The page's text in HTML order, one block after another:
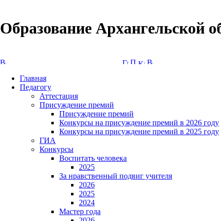
Образование Архангельской
Главная
Педагогу
Аттестация
Присуждение премий
Присуждение премий
Конкурсы на присуждение премий в 2026 году
Конкурсы на присуждение премий в 2025 году
ГИА
Конкурсы
Воспитать человека
2025
За нравственный подвиг учителя
2026
2025
2024
Мастер года